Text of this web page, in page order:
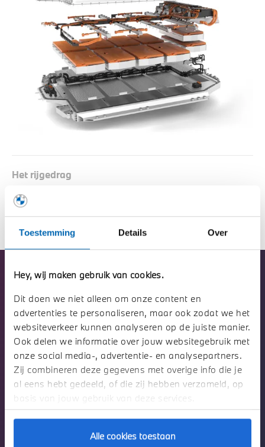
Toestemming Details Over
Hey, wij maken gebruik van cookies.
Dit doen we niet alleen om onze content en
advertenties te personaliseren, maar ook zodat we het
websiteverkeer kunnen analyseren op de juiste manier.
Ook delen we informatie over jouw websitegebruik met
onze social media-, advertentie- en analysepartners.
Zij combineren deze gegevens met overige info die je
al eens hebt gedeeld, of die zij hebben verzameld, op
basis van jouw gebruik van deze services.
Alle cookies toestaan
Het rijgedrag
De omgevingsfactoren
invloed hebben op je
actieradius.
Tegen wind en stroom is het kwaad roeien.
Windsnelheid
In verband met de luchtweerstand tijdens het rijden.